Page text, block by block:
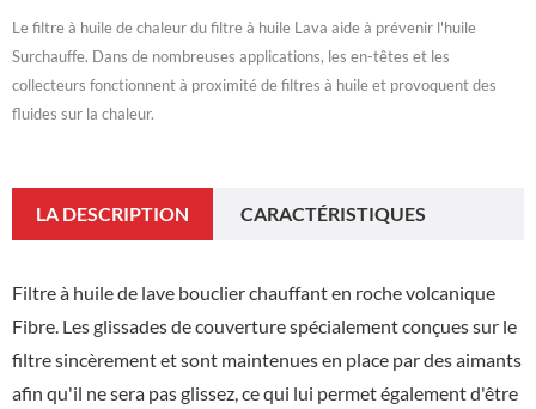
Le filtre à huile de chaleur du filtre à huile Lava aide à prévenir l'huile
Surchauffe. Dans de nombreuses applications, les en-têtes et les
collecteurs fonctionnent à proximité de filtres à huile et provoquent des
fluides sur la chaleur.
LA DESCRIPTION CARACTÉRISTIQUES
Filtre à huile de lave bouclier chauffant en roche volcanique
Fibre. Les glissades de couverture spécialement conçues sur le
filtre sincèrement et sont maintenues en place par des aimants
afin qu'il ne sera pas glissez, ce qui lui permet également d'être